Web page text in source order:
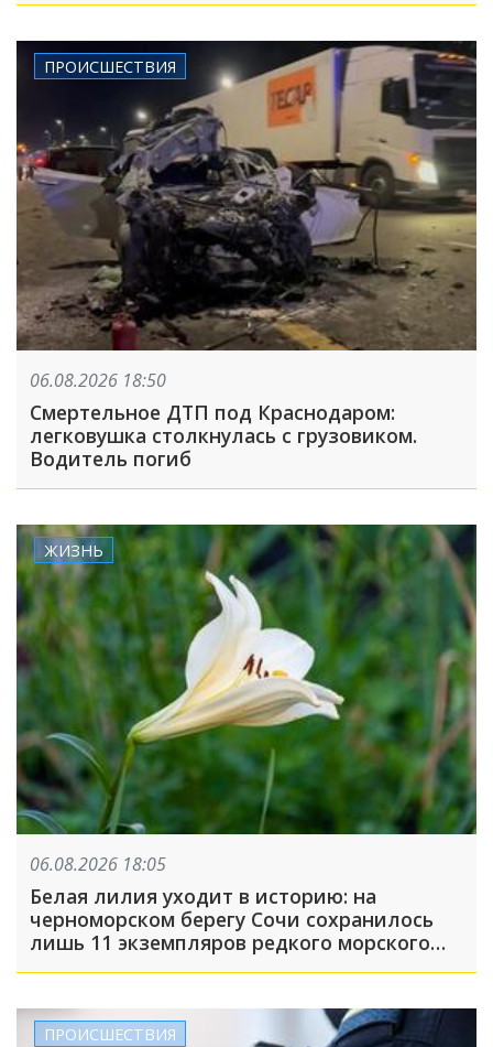
ПРОИСШЕСТВИЯ
06.08.2026 18:50
Смертельное ДТП под Краснодаром:
легковушка столкнулась с грузовиком.
Водитель погиб
ЖИЗНЬ
06.08.2026 18:05
Белая лилия уходит в историю: на
черноморском берегу Сочи сохранилось
лишь 11 экземпляров редкого морского
ПРОИСШЕСТВИЯ